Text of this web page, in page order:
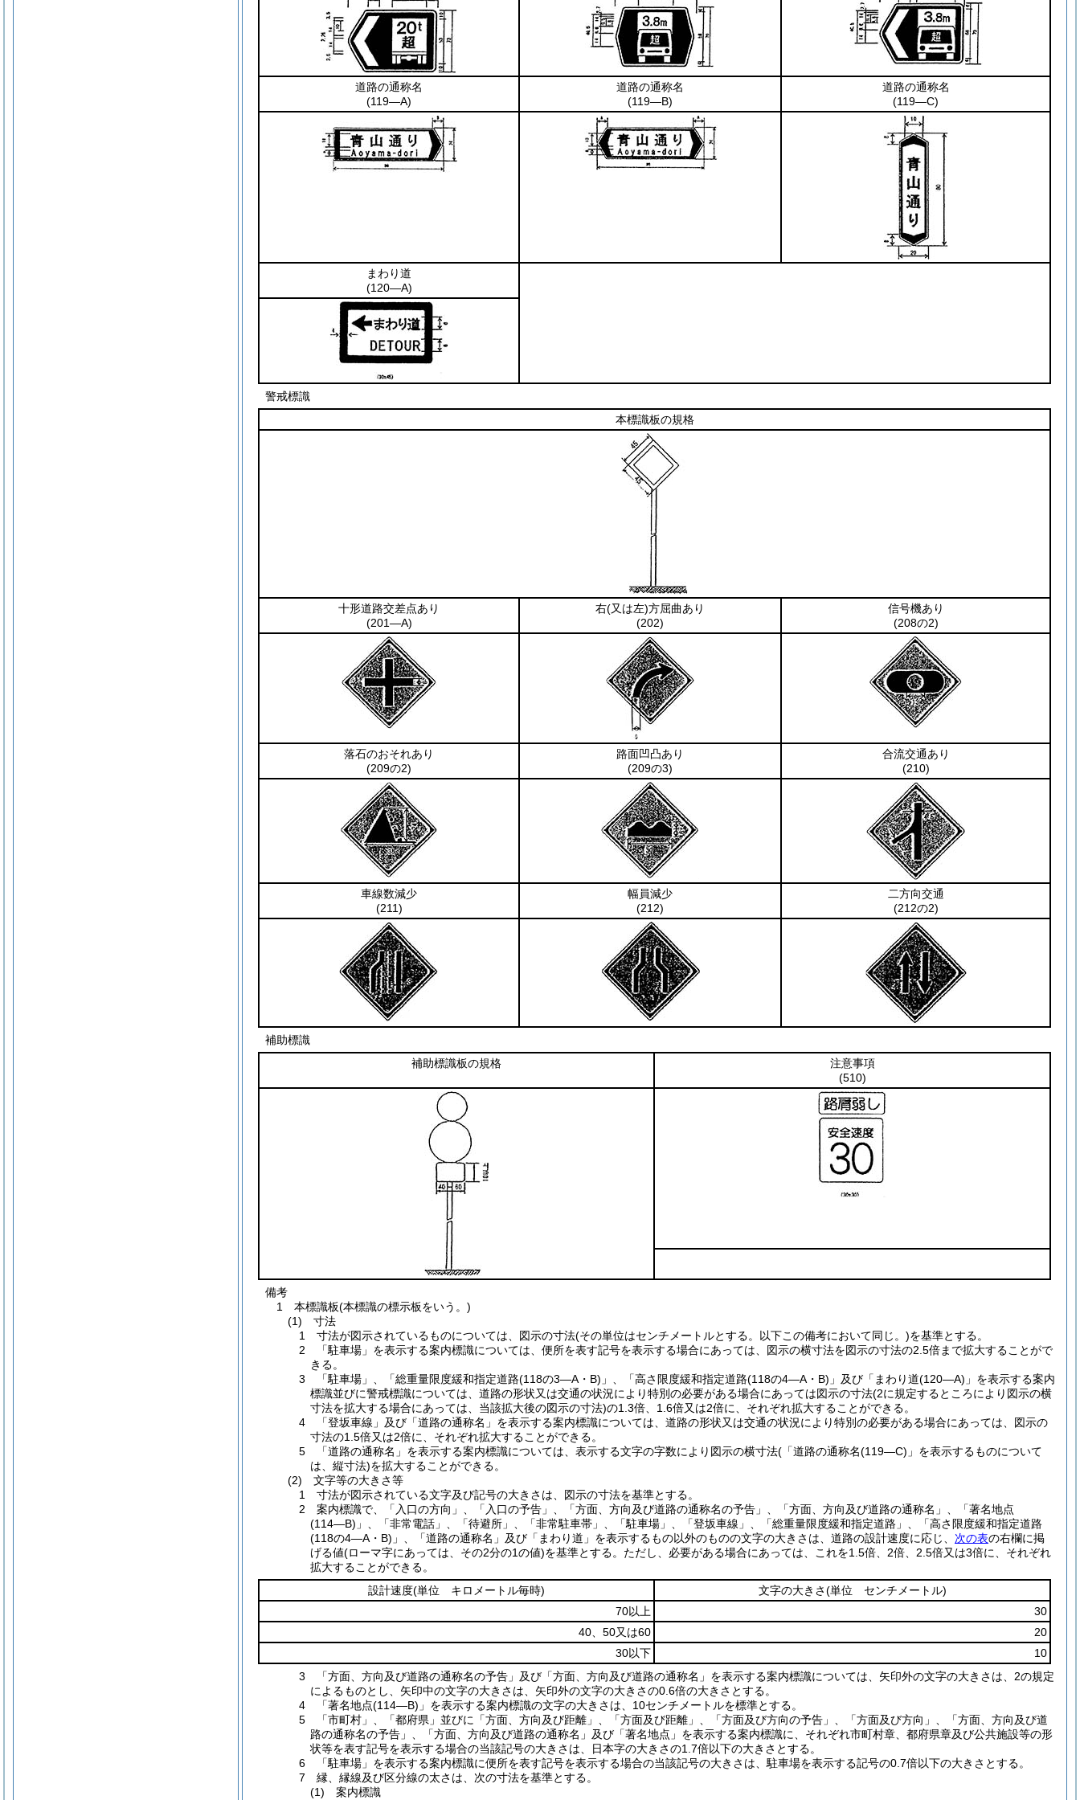
道路の通称名
(119―A)
道路の通称名
(119―B)
道路の通称名
(119―C)
まわり道
(120―A)
警戒標識
本標識板の規格
十形道路交差点あり
(201―A)
右(又は左)方屈曲あり
(202)
信号機あり
(208の2)
落石のおそれあり
(209の2)
路面凹凸あり
(209の3)
合流交通あり
(210)
車線数減少
(211)
幅員減少
(212)
二方向交通
(212の2)
補助標識
補助標識板の規格
注意事項
(510)
備考
1 本標識板(本標識の標示板をいう。)
(1) 寸法
1 寸法が図示されているものについては、図示の寸法(その単位はセンチメートルとする。以下この備考において同じ。)を基準とする。
2 「駐車場」を表示する案内標識については、便所を表す記号を表示する場合にあっては、図示の横寸法を図示の寸法の2.5倍まで拡大することがで
きる。
3 「駐車場」、「総重量限度緩和指定道路(118の3―A・B)」、「高さ限度緩和指定道路(118の4―A・B)」及び「まわり道(120―A)」を表示する案内
標識並びに警戒標識については、道路の形状又は交通の状況により特別の必要がある場合にあっては図示の寸法(2に規定するところにより図示の横
寸法を拡大する場合にあっては、当該拡大後の図示の寸法)の1.3倍、1.6倍又は2倍に、それぞれ拡大することができる。
4 「登坂車線」及び「道路の通称名」を表示する案内標識については、道路の形状又は交通の状況により特別の必要がある場合にあっては、図示の
寸法の1.5倍又は2倍に、それぞれ拡大することができる。
5 「道路の通称名」を表示する案内標識については、表示する文字の字数により図示の横寸法(「道路の通称名(119―C)」を表示するものについて
は、縦寸法)を拡大することができる。
(2) 文字等の大きさ等
1 寸法が図示されている文字及び記号の大きさは、図示の寸法を基準とする。
2 案内標識で、「入口の方向」、「入口の予告」、「方面、方向及び道路の通称名の予告」、「方面、方向及び道路の通称名」、「著名地点
(114―B)」、「非常電話」、「待避所」、「非常駐車帯」、「駐車場」、「登坂車線」、「総重量限度緩和指定道路」、「高さ限度緩和指定道路
(118の4―A・B)」、「道路の通称名」及び「まわり道」を表示するもの以外のものの文字の大きさは、道路の設計速度に応じ、 次の表の右欄に掲
げる値(ローマ字にあっては、その2分の1の値)を基準とする。ただし、必要がある場合にあっては、これを1.5倍、2倍、2.5倍又は3倍に、それぞれ
拡大することができる。
設計速度(単位 キロメートル毎時) 文字の大きさ(単位 センチメートル)
70以上
30
40、50又は60
20
30以下
10
3 「方面、方向及び道路の通称名の予告」及び「方面、方向及び道路の通称名」を表示する案内標識については、矢印外の文字の大きさは、2の規定
によるものとし、矢印中の文字の大きさは、矢印外の文字の大きさの0.6倍の大きさとする。
4 「著名地点(114―B)」を表示する案内標識の文字の大きさは、10センチメートルを標準とする。
5 「市町村」、「都府県」並びに「方面、方向及び距離」、「方面及び距離」、「方面及び方向の予告」、「方面及び方向」、「方面、方向及び道
路の通称名の予告」、「方面、方向及び道路の通称名」及び「著名地点」を表示する案内標識に、それぞれ市町村章、都府県章及び公共施設等の形
状等を表す記号を表示する場合の当該記号の大きさは、日本字の大きさの1.7倍以下の大きさとする。
6 「駐車場」を表示する案内標識に便所を表す記号を表示する場合の当該記号の大きさは、駐車場を表示する記号の0.7倍以下の大きさとする。
7 縁、縁線及び区分線の太さは、次の寸法を基準とする。
(1) 案内標識